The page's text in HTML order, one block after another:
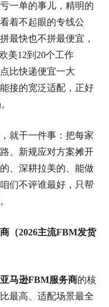
一单的事儿，精明的
着不起眼的专线公
最快也不拼最便宜，
美12到20个工作
比快递便宜一大
接的宽泛适配，正好
就干一件事：把每家
、新规应对方案摊开
、深耕拉美的、能做
们不评谁最好，只帮
（2026主流FBM发货
亚马逊FBM服务商的核
最高、适配场景最全